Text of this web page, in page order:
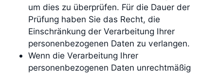
um dies zu überprüfen. Für die Dauer der
Prüfung haben Sie das Recht, die
Einschränkung der Verarbeitung Ihrer
personenbezogenen Daten zu verlangen.
Wenn die Verarbeitung Ihrer
personenbezogenen Daten unrechtmäßig